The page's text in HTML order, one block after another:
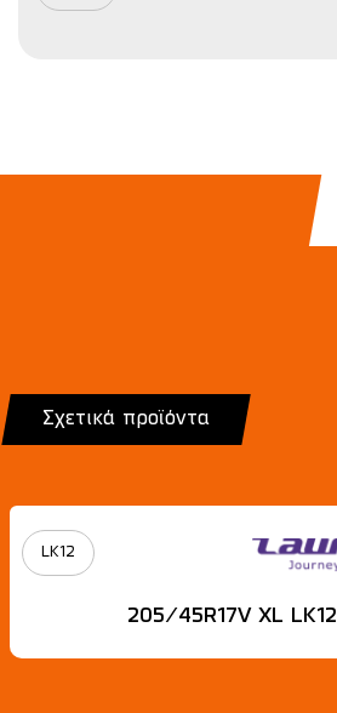
Σχετικά προϊόντα
LK12
205/45R17V XL LK12